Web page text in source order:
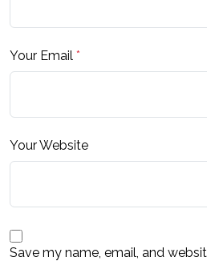
Your Email *
Your Website
Save my name, email, and